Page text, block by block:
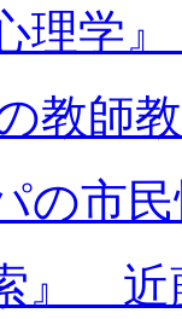
理学
の教
の市
』 近